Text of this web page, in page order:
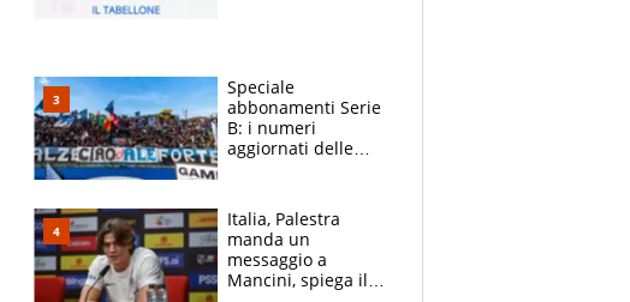
Speciale
abbonamenti Serie
B: i numeri
aggiornati delle
Italia, Palestra
manda un
messaggio a
Mancini, spiega il